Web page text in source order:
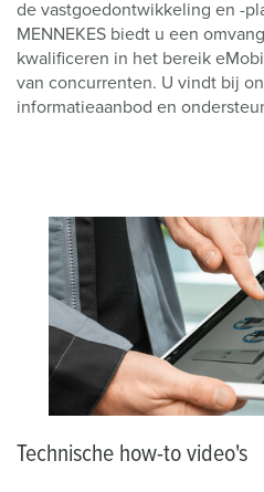
de vastgoedontwikkeling en -
MENNEKES biedt u een
kwalificeren in het bereik
van concurrenten. U vindt bij
informatieaanbod en
Technische how-to video's